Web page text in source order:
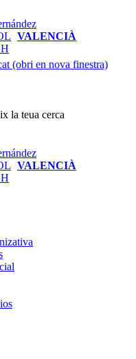
VALENCIÀ
(obri en nova finestra)
la teua cerca
VALENCIÀ